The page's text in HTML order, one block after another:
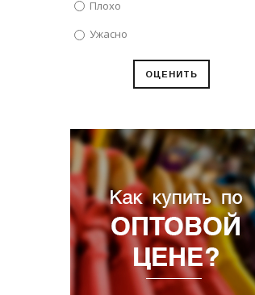
Плохо
Ужасно